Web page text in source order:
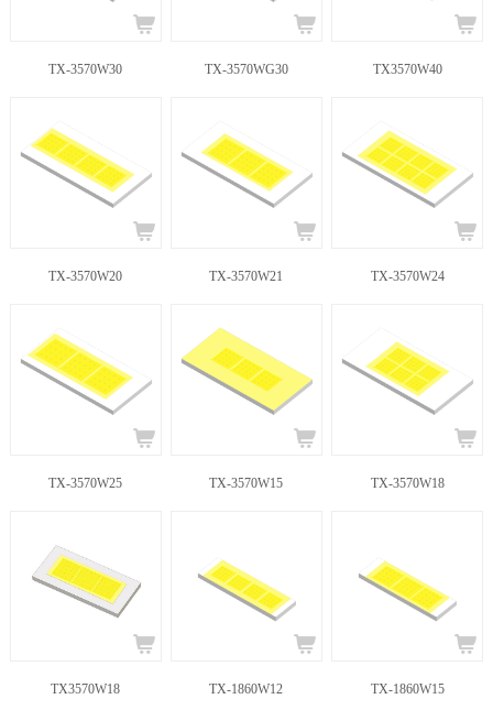
TX-3570W30 TX-3570WG30 TX3570W40
TX-3570W20 TX-3570W21 TX-3570W24
TX-3570W25 TX-3570W15 TX-3570W18
TX3570W18 TX-1860W12 TX-1860W15